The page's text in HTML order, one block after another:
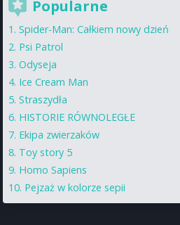
Popularne
Spider-Man: Całkiem nowy dzień
Psi Patrol
Odyseja
Ice Cream Man
Straszydła
HISTORIE RÓWNOLEGŁE
Ekipa zwierzaków
Toy story 5
Homo Sapiens
Pejzaż w kolorze sepii